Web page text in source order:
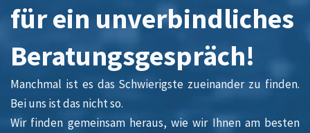
für ein unverbindliches
Beratungsgespräch!
Manchmal ist es das Schwierigste zueinander zu finden.
Bei uns ist das nicht so.
Wir finden gemeinsam heraus, wie wir Ihnen am besten